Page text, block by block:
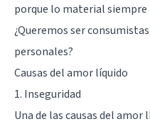
porque lo material siempre
¿Queremos ser
personales?
Causas del amor líquido
1. Inseguridad
Una de las causas del amor